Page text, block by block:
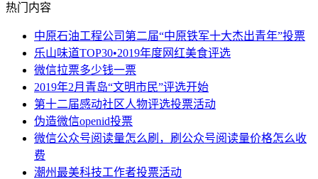
热门内容
中原石油工程公司第二届“中原铁军十大杰出青年”投票
乐山味道TOP30•2019年度网红美食评选
微信拉票多少钱一票
2019年2月青岛“文明市民”评选开始
第十二届感动社区人物评选投票活动
伪造微信openid投票
微信公众号阅读量怎么刷，刷公众号阅读量价格怎么收
费
潮州最美科技工作者投票活动